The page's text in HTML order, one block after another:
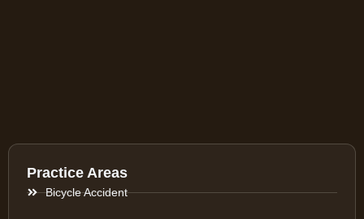
Practice Areas
Bicycle Accident